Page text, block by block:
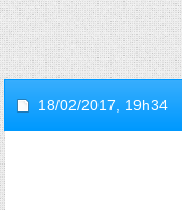
18/02/2017, 19h34